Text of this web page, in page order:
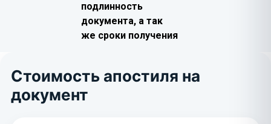
подлинность
документа, а так
же сроки получения
Стоимость апостиля на
документ